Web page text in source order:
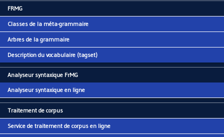
FRMG
Classes de la méta-grammaire
Arbres de la grammaire
Description du vocabulaire (tagset)
Analyseur syntaxique FrMG
Analyseur syntaxique en ligne
Traitement de corpus
Service de traitement de corpus en ligne